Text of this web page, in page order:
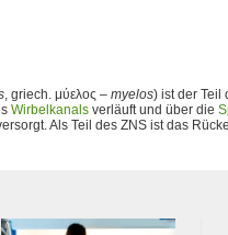
, griech. μύελος – myelos) ist der Teil
Wirbelkanals verläuft und über die
Als Teil des ZNS ist das